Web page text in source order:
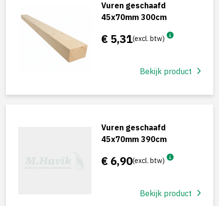
Vuren geschaafd
45x70mm 300cm
€ 5,31(excl. btw)
Bekijk product
Vuren geschaafd
45x70mm 390cm
€ 6,90(excl. btw)
Bekijk product